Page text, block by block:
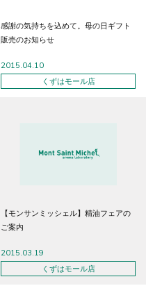
感謝の気持ちを込めて。母の日ギフト
販売のお知らせ
2015.04.10
くずはモール店
【モンサンミッシェル】精油フェアの
ご案内
2015.03.19
くずはモール店